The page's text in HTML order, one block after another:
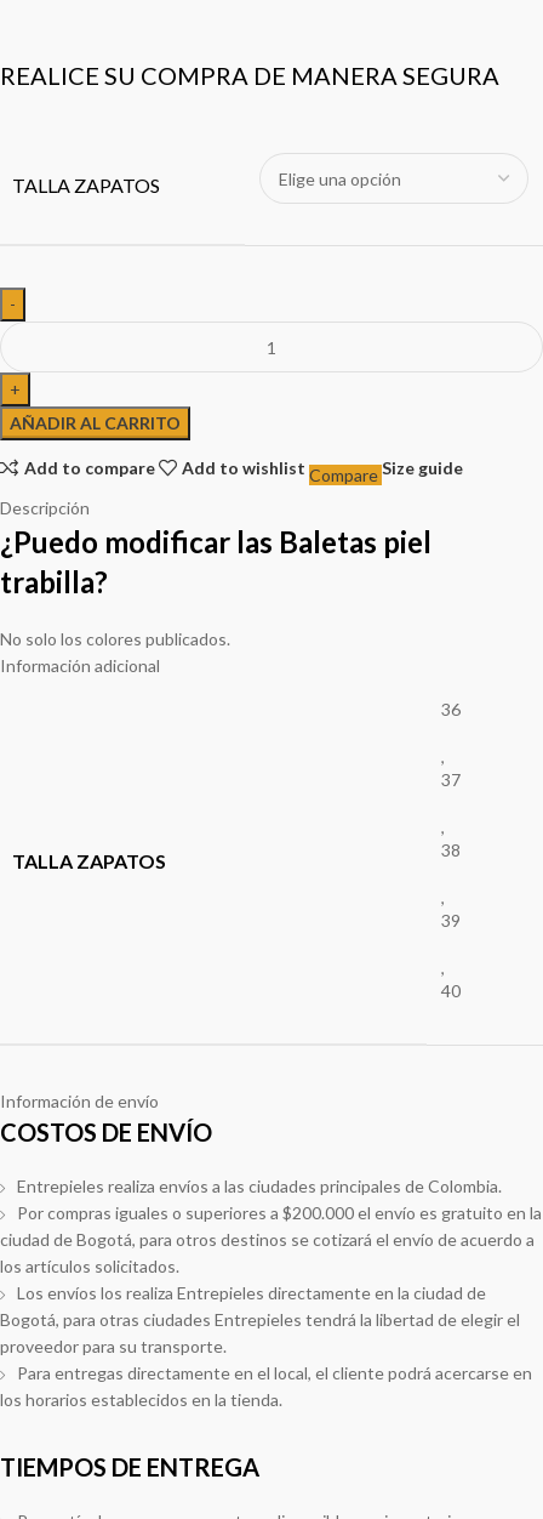
REALICE SU COMPRA DE MANERA SEGURA
TALLA ZAPATOS
AÑADIR AL CARRITO
Add to compare Add to wishlist CompareSize guide
Descripción
¿Puedo modificar las Baletas piel
trabilla?
No solo los colores publicados.
Información adicional
TALLA ZAPATOS
36
,
37
,
38
,
39
,
40
Información de envío
COSTOS DE ENVÍO
Entrepieles realiza envíos a las ciudades principales de Colombia.
Por compras iguales o superiores a $200.000 el envío es gratuito en la
ciudad de Bogotá, para otros destinos se cotizará el envío de acuerdo a
los artículos solicitados.
Los envíos los realiza Entrepieles directamente en la ciudad de
Bogotá, para otras ciudades Entrepieles tendrá la libertad de elegir el
proveedor para su transporte.
Para entregas directamente en el local, el cliente podrá acercarse en
los horarios establecidos en la tienda.
TIEMPOS DE ENTREGA